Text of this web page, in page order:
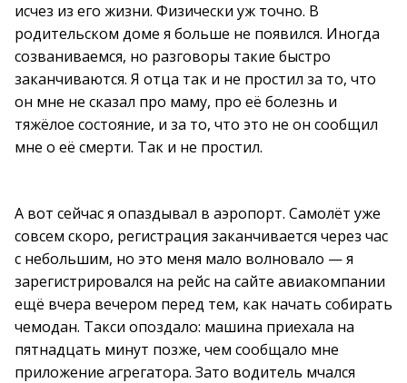
исчез из его жизни. Физически уж точно. В
родительском доме я больше не появился. Иногда
созваниваемся, но разговоры такие быстро
заканчиваются. Я отца так и не простил за то, что
он мне не сказал про маму, про её болезнь и
тяжёлое состояние, и за то, что это не он сообщил
мне о её смерти. Так и не простил.
А вот сейчас я опаздывал в аэропорт. Самолёт уже
совсем скоро, регистрация заканчивается через час
с небольшим, но это меня мало волновало — я
зарегистрировался на рейс на сайте авиакомпании
ещё вчера вечером перед тем, как начать собирать
чемодан. Такси опоздало: машина приехала на
пятнадцать минут позже, чем сообщало мне
приложение агрегатора. Зато водитель мчался